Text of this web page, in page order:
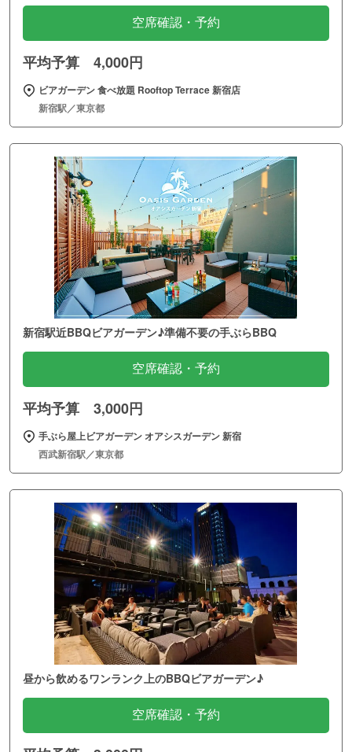
空席確認・予約
平均予算 4,000円
ビアガーデン 食べ放題 Rooftop Terrace 新宿店
新宿駅／東京都
新宿駅近BBQビアガーデン♪準備不要の手ぶらBBQ
空席確認・予約
平均予算 3,000円
手ぶら屋上ビアガーデン オアシスガーデン 新宿
西武新宿駅／東京都
昼から飲めるワンランク上のBBQビアガーデン♪
空席確認・予約